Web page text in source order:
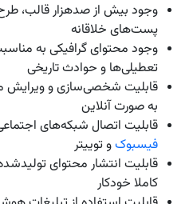
وجود بیش از صدهزار قالب،
پست‌های خلاقانه
وجود محتوای گرافیکی به
تعطیلی‌ها و حوادث تاریخی
قابلیت شخصی‌سازی و ویرایش
به صورت آنلاین
قابلیت اتصال شبکه‌های
فیسبوکو توییتر
قابلیت انتشار محتوای
کاملا خودکار